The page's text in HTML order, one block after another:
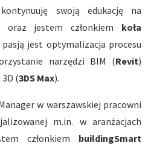
swoją edukację na
oraz jestem członkiem koła
pasją jest optymalizacja procesu
narzędzi BIM (Revit)
(3DS Max).
w warszawskiej pracowni
m.in. w aranżacjach
członkiem buildingSmart